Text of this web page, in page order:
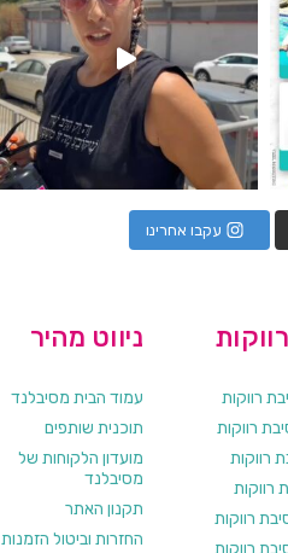
עקבו אחרינו
ניווט מהיר
עמוד הבית מסיבלנד
תוכנית שותפים
מועדון הלקוחות של
מסיבלנד
תקנון האתר
החזרות וביטול הזמנות
רווקות
רווקות
רווקות
רווקות
רווקות